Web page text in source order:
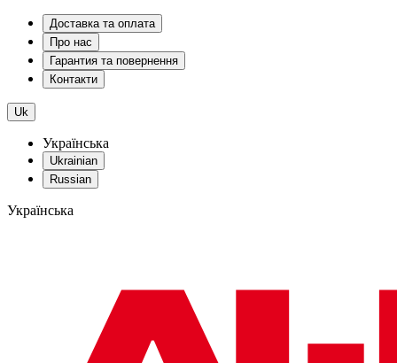
Доставка та оплата
Про нас
Гарантия та повернення
Контакти
Uk
Українська
Ukrainian
Russian
Українська